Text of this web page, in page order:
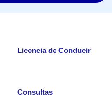
Licencia de Conducir
Consultas